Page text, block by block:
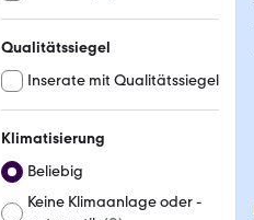
Qualitätssiegel
Inserate mit Qualitätssiegel
Klimatisierung
Beliebig
Keine Klimaanlage oder -